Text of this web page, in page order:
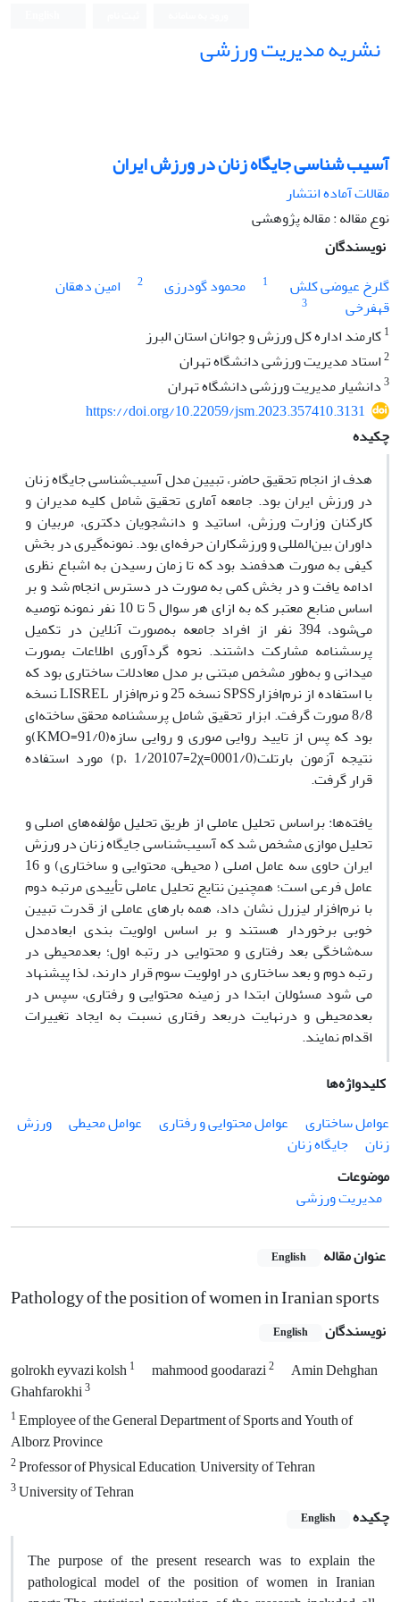
نشریه مدیریت ورزشی
آسیب شناسی جایگاه زنان در ورزش ایران
مقالات آماده انتشار
نوع مقاله : مقاله پژوهشی
نویسندگان
گلرخ عیوضی کلش
1 محمود گودرزی 2
امین دهقان
قهفرخی
3
1کارمند اداره کل ورزش و جوانان استان البرز
2استاد مدیریت ورزشی دانشگاه تهران
3دانشیار مدیریت ورزشی دانشگاه تهران
https://doi.org/10.22059/jsm.2023.357410.3131
چکیده
هدف از انجام تحقیق حاضر، تبیین مدل آسیب‌شناسی جایگاه زنان
در ورزش ایران بود. جامعه آماری تحقیق شامل کلیه مدیران و
کارکنان وزارت ورزش، اساتید و دانشجویان دکتری، مربیان و
داوران بین‌المللی و ورزشکاران حرفه‌ای بود. نمونه‌گیری در بخش
کیفی به صورت هدفمند بود که تا زمان رسیدن به اشباع نظری
ادامه یافت و در بخش کمی به صورت در دسترس انجام شد و بر
اساس منابع معتبر که به ازای هر سوال 5 تا 10 نفر نمونه توصیه
می‌شود، 394 نفر از افراد جامعه به‌صورت آنلاین در تکمیل
پرسشنامه مشارکت داشتند. نحوه گردآوری اطلاعات بصورت
میدانی و به‌طور‌ مشخص مبتنی بر مدل معادلات ساختاری بود که
با استفاده از نرم‌افزارSPSS نسخه 25 و نرم‌افزار LISREL نسخه
8/8 صورت گرفت. ابزار تحقیق شامل پرسشنامه محقق ساخته‌ای
بود که پس از تایید روایی صوری و روایی سازه(91/0=KMO)و
نتیجه آزمون بارتلت(0001/0=p، 1/20107=2χ) مورد استفاده
قرار گرفت.
یافته‌ها: بر‌اساس تحلیل عاملی از طریق تحلیل مؤلفه‌های اصلی و
تحلیل موازی مشخص شد که آسیب‌شناسی جایگاه زنان در ورزش
ایران حاوی سه عامل اصلی ( محیطی، محتوایی و ساختاری) و 16
عامل فرعی است؛ همچنین نتایج تحلیل عاملی تأییدی مرتبه دوم
با نرم‌افزار لیزرل نشان داد، همه بارهای عاملی از قدرت تبیین
خوبی برخوردار هستند و بر اساس اولویت بندی ابعادمدل
سه‌شاخگی بعد رفتاری و محتوایی در رتبه اول؛ بعدمحیطی در
رتبه دوم و بعد ساختاری در اولویت سوم قرار دارند، لذا پیشنهاد
می شود مسئولان ابتدا در زمینه محتوایی و رفتاری، سپس در
بعدمحیطی و درنهایت دربعد رفتاری نسبت به ایجاد تغییرات
اقدام نمایند.
کلیدواژه‌ها
عوامل ساختاری
عوامل محتوایی و رفتاری عوامل محیطی
ورزش
زنان
جایگاه زنان
موضوعات
مدیریت ورزشی
عنوان مقاله English
Pathology of the position of women in Iranian sports
نویسندگان English
golrokh eyvazi kolsh1 mahmood goodarazi2
Amin Dehghan
Ghahfarokhi3
1Employee of the General Department of Sports and Youth of
Alborz Province
2Professor of Physical Education, University of Tehran
3University of Tehran
چکیده
English
The purpose of the present research was to explain the
pathological model of the position of women in Iranian